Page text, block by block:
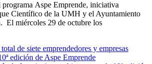
Aspe Emprende, iniciativa
Científico de la UMH y el Ayuntamiento
El miércoles 29 de octubre los
de siete emprendedores y empresas
edición de Aspe Emprende